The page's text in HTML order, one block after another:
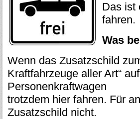
Das ist
fahren.
Was
Wenn das Zusatzschild
Kraftfahrzeuge aller Art“
Personenkraftwagen
trotzdem hier fahren. Für
Zusatzschild nicht.